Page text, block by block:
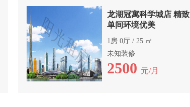
龙湖冠寓科学城店 精致
单间环境优美
1房 0厅 / 25 ㎡
未知装修
2500 元/月